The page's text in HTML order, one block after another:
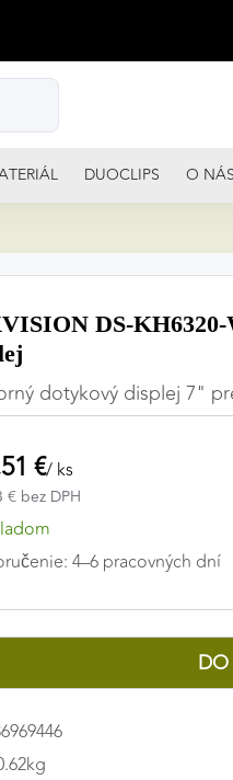
DUOCLIPS O NÁS
DS-
dotykový displej 7"
€/ ks
€ bez DPH
4–6 pracovných dní